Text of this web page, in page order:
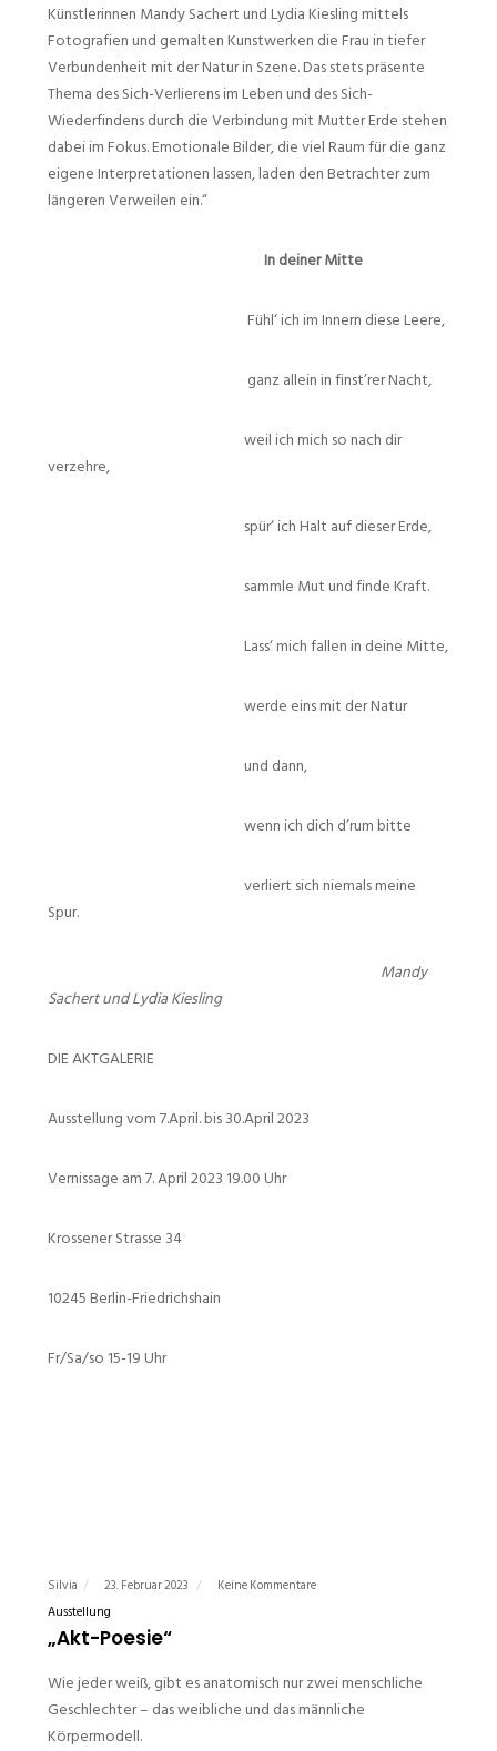
Künstlerinnen Mandy Sachert und Lydia Kiesling mittels
Fotografien und gemalten Kunstwerken die Frau in tiefer
Verbundenheit mit der Natur in Szene. Das stets präsente
Thema des Sich-Verlierens im Leben und des Sich-
Wiederfindens durch die Verbindung mit Mutter Erde stehen
dabei im Fokus. Emotionale Bilder, die viel Raum für die ganz
eigene Interpretationen lassen, laden den Betrachter zum
längeren Verweilen ein.“
In deiner Mitte
Fühl‘ ich im Innern diese Leere,
ganz allein in finst’rer Nacht,
weil ich mich so nach dir
verzehre,
spür‘ ich Halt auf dieser Erde,
sammle Mut und finde Kraft.
Lass‘ mich fallen in deine Mitte,
werde eins mit der Natur
und dann,
wenn ich dich d’rum bitte
verliert sich niemals meine
Spur.
Mandy
Sachert und Lydia Kiesling
DIE AKTGALERIE
Ausstellung vom 7.April. bis 30.April 2023
Vernissage am 7. April 2023 19.00 Uhr
Krossener Strasse 34
10245 Berlin-Friedrichshain
Fr/Sa/so 15-19 Uhr
Silvia 23. Februar 2023
Keine Kommentare
Ausstellung
„Akt-Poesie“
Wie jeder weiß, gibt es anatomisch nur zwei menschliche
Geschlechter – das weibliche und das männliche
Körpermodell.